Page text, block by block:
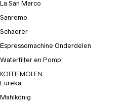
La San Marco
Sanremo
Schaerer
Espressomachine Onderdelen
Waterfilter en Pomp
KOFFIEMOLEN
Eureka
Mahlkönig